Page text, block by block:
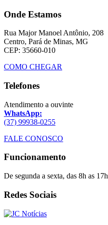
Onde Estamos
Rua Major Manoel Antônio, 208
Centro, Pará de Minas, MG
CEP: 35660-010
COMO CHEGAR
Telefones
Atendimento a ouvinte
WhatsApp:
(37) 99938-0255
FALE CONOSCO
Funcionamento
De segunda a sexta, das 8h as 17h
Redes Sociais